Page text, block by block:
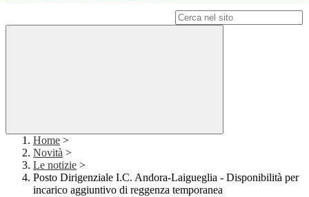
Home >
Novità >
Le notizie >
Posto Dirigenziale I.C. Andora-Laigueglia - Disponibilità per
incarico aggiuntivo di reggenza temporanea